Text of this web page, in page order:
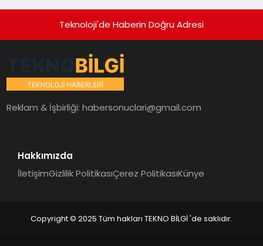
Teknoloji'de Haberin Doğru Adresi
Reklam & İşbirliği:habersonuclari@gmail.com
Hakkımızda
İletişimGizlilik PolitikasıÇerez PolitikasıKünye
Copyright © 2025 Tüm hakları TEKNO BİLGİ 'de saklıdır.